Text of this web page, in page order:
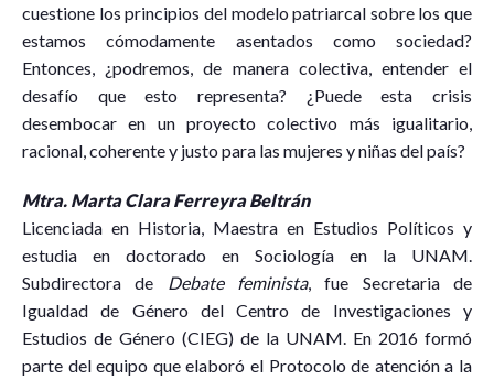
cuestione los principios del modelo patriarcal sobre los que
estamos cómodamente asentados como sociedad?
Entonces, ¿podremos, de manera colectiva, entender el
desafío que esto representa? ¿Puede esta crisis
desembocar en un proyecto colectivo más igualitario,
racional, coherente y justo para las mujeres y niñas del país?
Mtra. Marta Clara Ferreyra Beltrán
Licenciada en Historia, Maestra en Estudios Políticos y
estudia en doctorado en Sociología en la UNAM.
Subdirectora de
Debate feminista, fue Secretaria de
Igualdad de Género del Centro de Investigaciones y
Estudios de Género (CIEG) de la UNAM. En 2016 formó
parte del equipo que elaboró el Protocolo de atención a la